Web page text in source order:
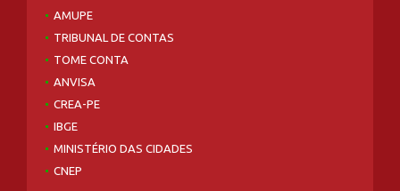
AMUPE
TRIBUNAL DE CONTAS
TOME CONTA
ANVISA
CREA-PE
IBGE
MINISTÉRIO DAS CIDADES
CNEP